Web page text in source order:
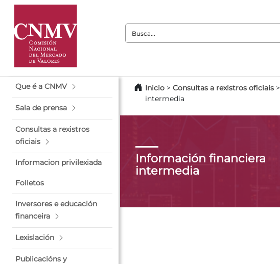
Busca:
Que é a CNMV
Sala de prensa
Consultas a rexistros
oficiais
Informacion privilexiada
Folletos
Inversores e educación
financeira
Lexislación
Publicacións y
Inicio > Consultas a rexistros oficiais >
intermedia
Información financiera
intermedia